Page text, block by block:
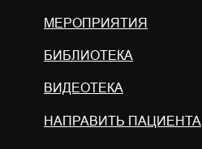
МЕРОПРИЯТИЯ
ВИДЕОТЕКА
БИБЛИОТЕКА
НАПРАВИТЬ ПАЦИЕНТА